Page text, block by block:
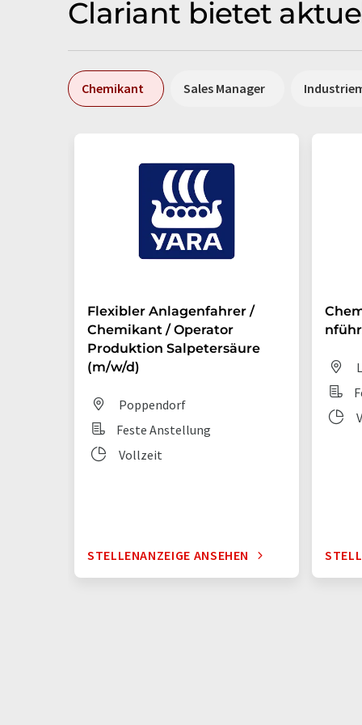
Clariant bietet
Chemikant Sales Manager
Flexibler Anlagenfahrer /
Chemikant / Operator
Produktion Salpetersäure
(m/w/d)
Poppendorf
Feste Anstellung
Vollzeit
STELLENANZEIGE ANSEHEN